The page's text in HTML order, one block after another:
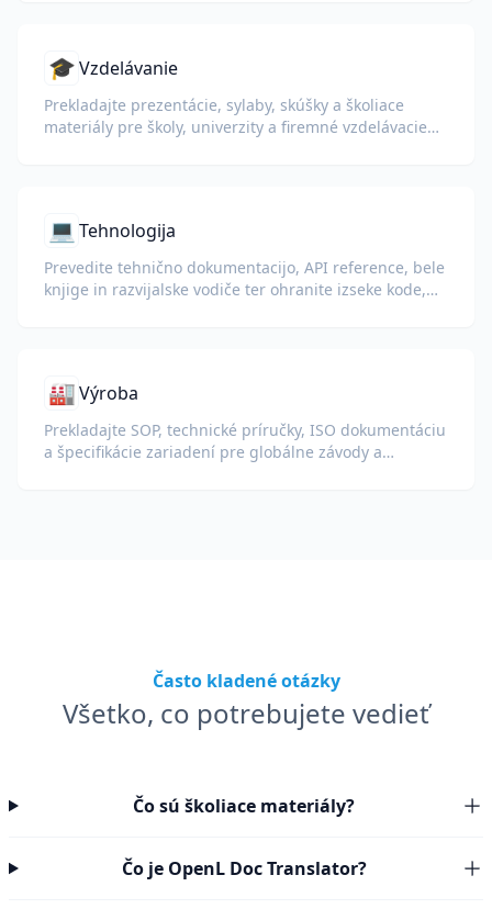
🎓Vzdelávanie
Prekladajte prezentácie, sylaby, skúšky a školiace
materiály pre školy, univerzity a firemné vzdelávacie
💻 Tehnologija
Prevedite tehnično dokumentacijo, API reference, bele
knjige in razvijalske vodiče ter ohranite izseke kode,
🏭Výroba
Prekladajte SOP, technické príručky, ISO dokumentáciu
a špecifikácie zariadení pre globálne závody a
Často kladené otázky
Všetko, co potrebujete vedieť
Čo sú školiace materiály?
Čo je OpenL Doc Translator?